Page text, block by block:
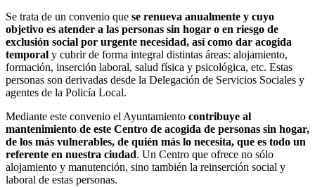
Se trata de un convenio que se renueva anualmente y cuyo
objetivo es atender a las personas sin hogar o en riesgo de
exclusión social por urgente necesidad, así como dar acogida
temporal y cubrir de forma integral distintas áreas: alojamiento,
formación, inserción laboral, salud física y psicológica, etc. Estas
personas son derivadas desde la Delegación de Servicios Sociales y
agentes de la Policía Local.
Mediante este convenio el Ayuntamiento contribuye al
mantenimiento de este Centro de acogida de personas sin hogar,
de los más vulnerables, de quién más lo necesita, que es todo un
referente en nuestra ciudad. Un Centro que ofrece no sólo
alojamiento y manutención, sino también la reinserción social y
laboral de estas personas.